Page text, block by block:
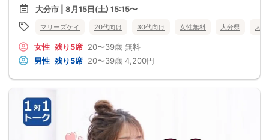
大分市 | 8月15日(土) 15:15〜
マリーズケイ 20代向け 30代向け 女性無料 大分県 大
女性 残り5席 20〜39歳 無料
男性 残り5席 20〜39歳 4,200円